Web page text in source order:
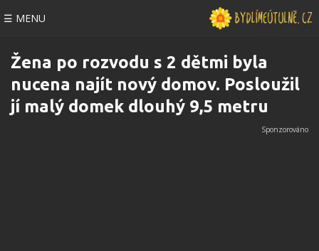
☰ MENU
Žena po rozvodu s 2 dětmi byla
nucena najít nový domov. Posloužil
jí malý domek dlouhý 9,5 metru